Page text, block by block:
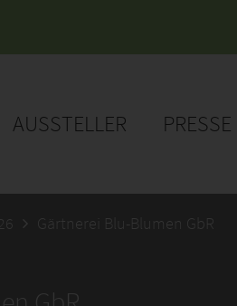
AUSSTELLER PRESSE
Gärtnerei Blu-Blumen GbR